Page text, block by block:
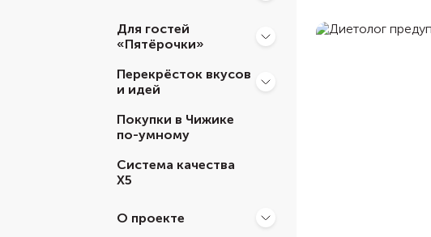
Для гостей
«Пятёрочки»
Перекрёсток вкусов
и идей
Покупки в Чижике
по-умному
Система качества
Х5
О проекте